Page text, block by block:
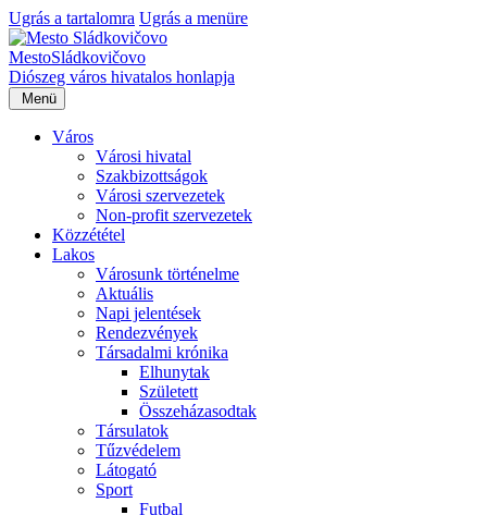
Ugrás a tartalomra Ugrás a menüre
MestoSládkovičovo
Diószeg város hivatalos honlapja
Menü
Város
Városi hivatal
Szakbizottságok
Városi szervezetek
Non-profit szervezetek
Közzététel
Lakos
Városunk történelme
Aktuális
Napi jelentések
Rendezvények
Társadalmi krónika
Elhunytak
Született
Összeházasodtak
Társulatok
Tűzvédelem
Látogató
Sport
Futbal